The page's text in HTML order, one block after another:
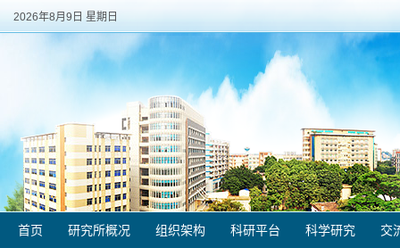
2026年8月9日 星期日
首页 研究所概况 组织架构 科研平台 科学研究 交